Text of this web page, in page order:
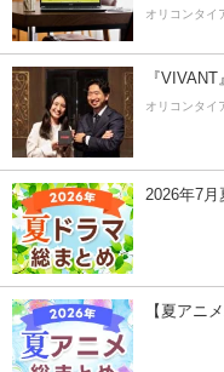
オリコンタイ
『
オリコンタイ
2026年7
【夏アニ